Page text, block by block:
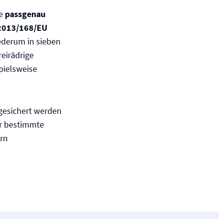
passgenau
168/EU
in sieben
werden
bestimmte